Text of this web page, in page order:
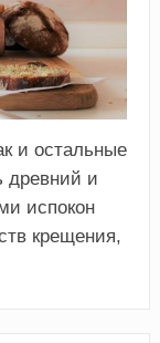
и остальные
древний и
испокон
крещения,